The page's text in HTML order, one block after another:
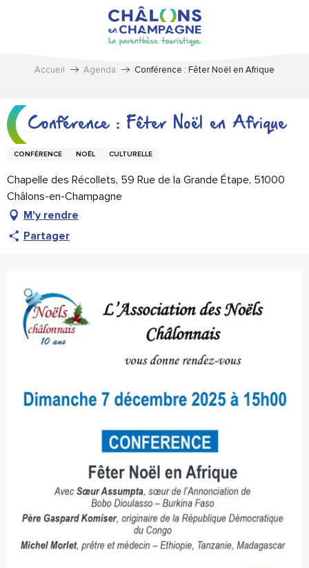
Accueil Agenda Conférence : Fêter Noël en Afrique
Conférence : Fêter Noël en Afrique
CONFÉRENCE NOËL CULTURELLE
Chapelle des Récollets, 59 Rue de la Grande Étape, 51000
Châlons-en-Champagne
M'y rendre
Partager